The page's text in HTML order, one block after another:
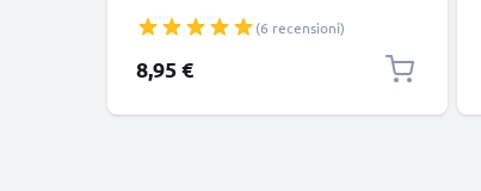
smartphone (Samsung, Huawei,
Google Pixel), fotocamera Canon,
Panasonic Lumix, Sony connettore
(6 recensioni)
8,95 €